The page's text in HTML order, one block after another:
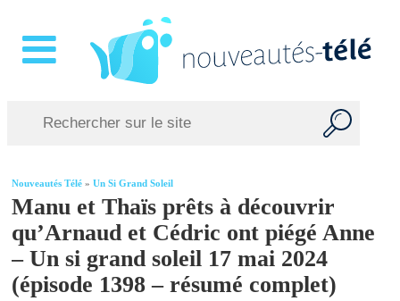
Nouveautés Télé »Un Si Grand Soleil
Manu et Thaïs prêts à découvrir
qu’Arnaud et Cédric ont piégé Anne
– Un si grand soleil 17 mai 2024
(épisode 1398 – résumé complet)